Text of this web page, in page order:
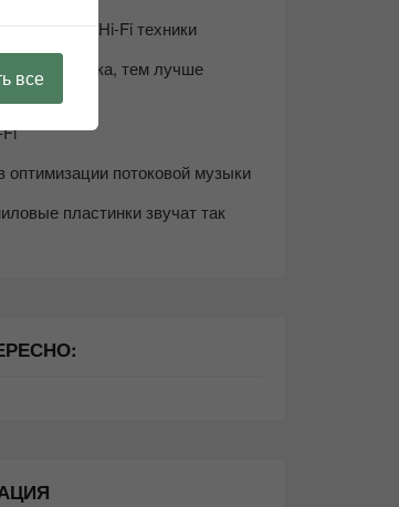
в салон Hi-Fi техники
аудиотехника, тем лучше
оптимизации потоковой музыки
пластинки звучат так
все